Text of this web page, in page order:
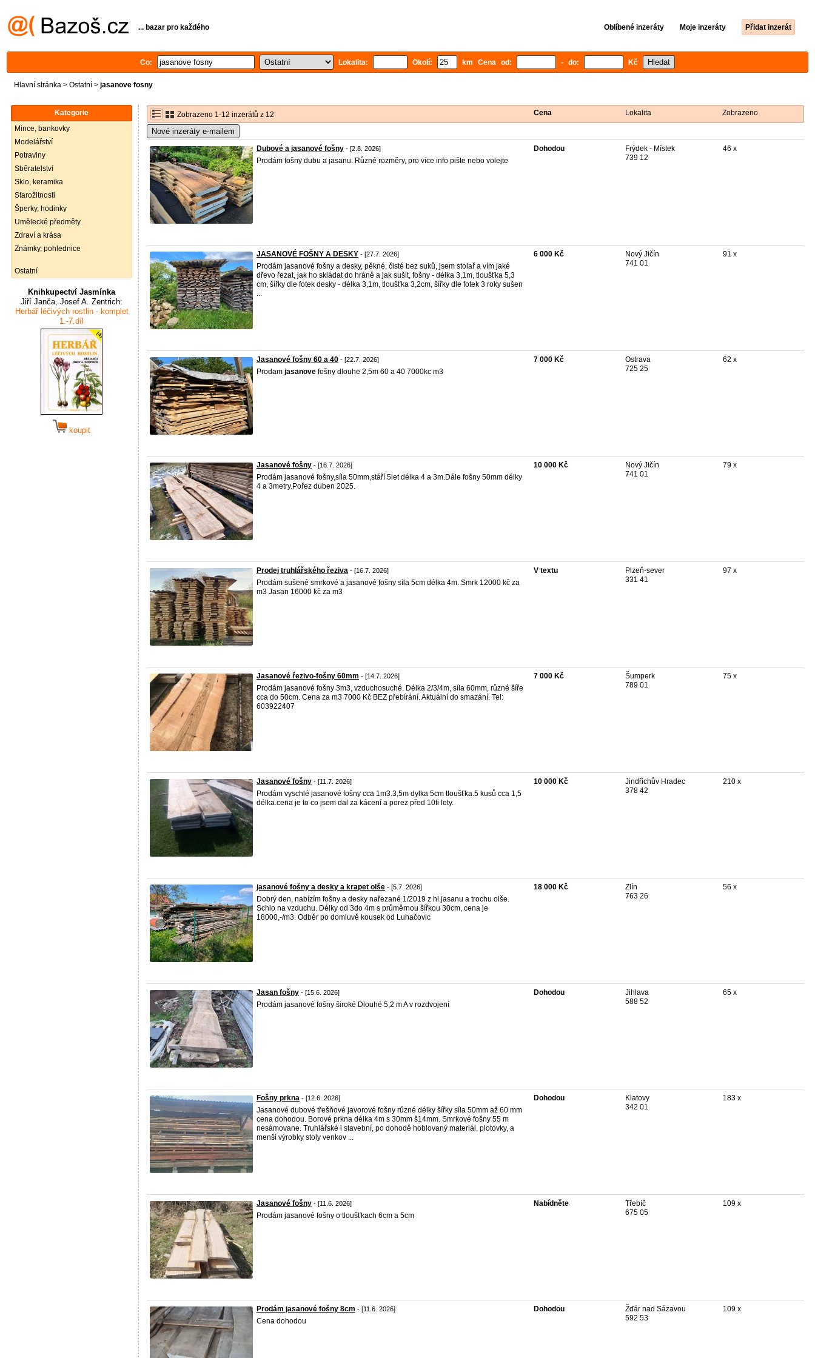
... bazar pro každého Oblíbené inzeráty Moje inzeráty Přidat inzerát
Co: Lokalita: Okolí: km Cena od: - do: Kč
Hlavní stránka > Ostatní > jasanove fosny
Kategorie
Mince, bankovky
Modelářství
Potraviny
Sběratelství
Sklo, keramika
Starožitnosti
Šperky, hodinky
Umělecké předměty
Zdraví a krása
Známky, pohlednice
Ostatní
Knihkupectví Jasmínka
Jiří Janča, Josef A. Zentrich:
Herbář léčivých rostlin - komplet
1.-7.díl
koupit
Zobrazeno 1-12 inzerátů z 12 Cena Lokalita Zobrazeno
Nové inzeráty e-mailem
Dubové a jasanové fošny - [2.8. 2026]
Prodám fošny dubu a jasanu. Různé rozměry, pro více info pište nebo volejte
Dohodou
Frýdek - Místek
739 12
46 x
JASANOVÉ FOŠNY A DESKY - [27.7. 2026]
Prodám jasanové fošny a desky, pěkné, čisté bez suků, jsem stolař a vím jaké
dřevo řezat, jak ho skládat do hráně a jak sušit, fošny - délka 3,1m, tloušťka 5,3
cm, šířky dle fotek desky - délka 3,1m, tloušťka 3,2cm, šířky dle fotek 3 roky sušen
...
6 000 Kč
Nový Jičín
741 01
91 x
Jasanové fošny 60 a 40 - [22.7. 2026]
Prodam jasanove fošny dlouhe 2,5m 60 a 40 7000kc m3
7 000 Kč
Ostrava
725 25
62 x
Jasanové fošny - [16.7. 2026]
Prodám jasanové fošny,síla 50mm,stáří 5let délka 4 a 3m.Dále fošny 50mm délky
4 a 3metry.Pořez duben 2025.
10 000 Kč
Nový Jičín
741 01
79 x
Prodej truhlářského řeziva - [16.7. 2026]
Prodám sušené smrkové a jasanové fošny síla 5cm délka 4m. Smrk 12000 kč za
m3 Jasan 16000 kč za m3
V textu
Plzeň-sever
331 41
97 x
Jasanové řezivo-fošny 60mm - [14.7. 2026]
Prodám jasanové fošny 3m3, vzduchosuché. Délka 2/3/4m, síla 60mm, různé šíře
cca do 50cm. Cena za m3 7000 Kč BEZ přebírání. Aktuální do smazání. Tel:
603922407
7 000 Kč
Šumperk
789 01
75 x
Jasanové fošny - [11.7. 2026]
Prodám vyschlé jasanové fošny cca 1m3.3,5m dylka 5cm tloušťka.5 kusů cca 1,5
délka.cena je to co jsem dal za kácení a porez před 10ti lety.
10 000 Kč
Jindřichův Hradec
378 42
210 x
jasanové fošny a desky a krapet olše - [5.7. 2026]
Dobrý den, nabízím fošny a desky nařezané 1/2019 z hl.jasanu a trochu olše.
Schlo na vzduchu. Délky od 3do 4m s průměrnou šířkou 30cm, cena je
18000,-/m3. Odběr po domluvě kousek od Luhačovic
18 000 Kč
Zlín
763 26
56 x
Jasan fošny - [15.6. 2026]
Prodám jasanové fošny široké Dlouhé 5,2 m A v rozdvojení
Dohodou
Jihlava
588 52
65 x
Fošny prkna - [12.6. 2026]
Jasanové dubové třešňové javorové fošny různé délky šířky síla 50mm až 60 mm
cena dohodou. Borové prkna délka 4m s 30mm š14mm. Smrkové fošny 55 m
nesámovane. Truhlářské i stavební, po dohodě hoblovaný materiál, plotovky, a
menší výrobky stoly venkov ...
Dohodou
Klatovy
342 01
183 x
Jasanové fošny - [11.6. 2026]
Prodám jasanové fošny o tloušťkach 6cm a 5cm
Nabídněte
Třebíč
675 05
109 x
Prodám jasanové fošny 8cm - [11.6. 2026]
Cena dohodou
Dohodou
Žďár nad Sázavou
592 53
109 x